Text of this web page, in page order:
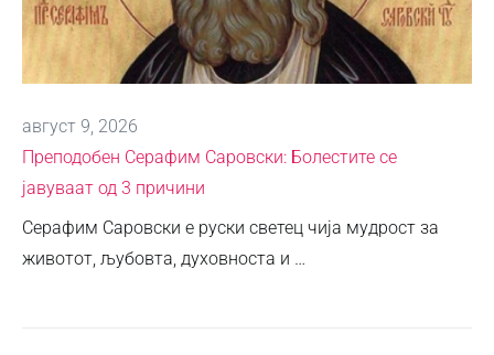
август 9, 2026
Преподобен Серафим Саровски: Болестите се
јавуваат од 3 причини
Серафим Саровски е руски светец чија мудрост за
животот, љубовта, духовноста и …